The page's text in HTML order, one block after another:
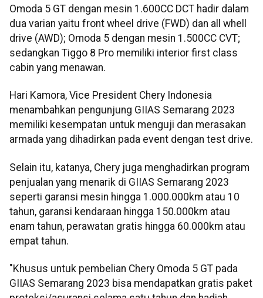
Omoda 5 GT dengan mesin 1.600CC DCT hadir dalam
dua varian yaitu front wheel drive (FWD) dan all whell
drive (AWD); Omoda 5 dengan mesin 1.500CC CVT;
sedangkan Tiggo 8 Pro memiliki interior first class
cabin yang menawan.
Hari Kamora, Vice President Chery Indonesia
menambahkan pengunjung GIIAS Semarang 2023
memiliki kesempatan untuk menguji dan merasakan
armada yang dihadirkan pada event dengan test drive.
Selain itu, katanya, Chery juga menghadirkan program
penjualan yang menarik di GIIAS Semarang 2023
seperti garansi mesin hingga 1.000.000km atau 10
tahun, garansi kendaraan hingga 150.000km atau
enam tahun, perawatan gratis hingga 60.000km atau
empat tahun.
"Khusus untuk pembelian Chery Omoda 5 GT pada
GIIAS Semarang 2023 bisa mendapatkan gratis paket